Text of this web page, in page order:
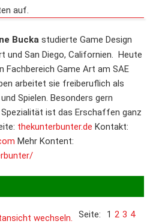
auf.
Buckastudierte Game Design
und San Diego, Californien. Heute
Fachbereich Game Art am SAE
arbeitet sie freiberuflich als
Spielen. Besonders gern
ist das Erschaffen ganz
thekunterbunter.de Kontakt:
Mehr Kontent:
Seite: 1 2 3 4